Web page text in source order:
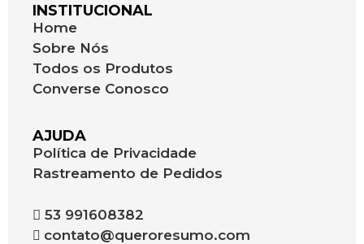
INSTITUCIONAL
Home
Sobre Nós
Todos os Produtos
Converse Conosco
AJUDA
Política de Privacidade
Rastreamento de Pedidos
53 991608382
contato@queroresumo.com